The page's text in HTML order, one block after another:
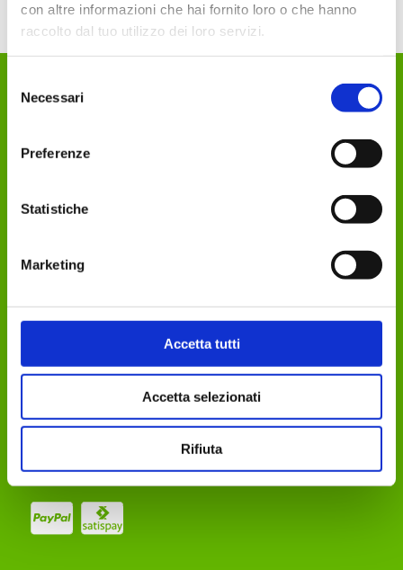
con altre informazioni che hai fornito loro o che hanno
raccolto dal tuo utilizzo dei loro servizi.
delNecessari
Preferenze
Statistiche
Marketing
Accetta tutti
Accetta selezionati
Rifiuta
DEKA Sport Passion
Contatti
Modifica consenso
Condizioni Generali di vendita
Resi e rimborsi
Seguici